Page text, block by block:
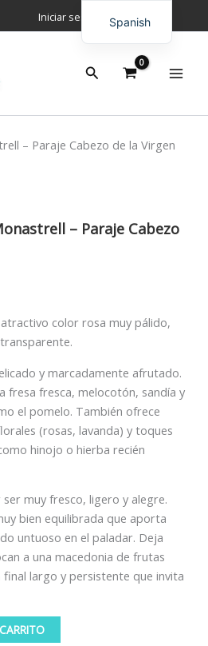
Iniciar sesión
Buscar
– Paraje Cabezo de la Virgen
– Paraje Cabezo
color rosa muy pálido,
y marcadamente afrutado.
fresa fresca, melocotón, sandía y
el pomelo. También ofrece
(rosas, lavanda) y toques
hinojo o hierba recién
muy fresco, ligero y alegre.
bien equilibrada que aporta
untuoso en el paladar. Deja
a una macedonia de frutas
final largo y persistente que invita
Spanish